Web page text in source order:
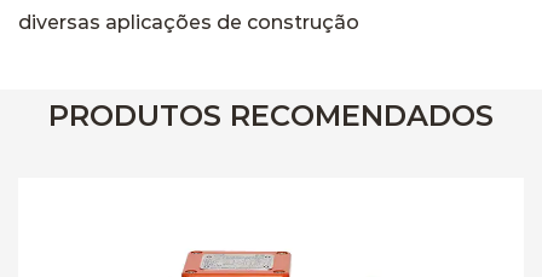
diversas aplicações de construção
PRODUTOS RECOMENDADOS